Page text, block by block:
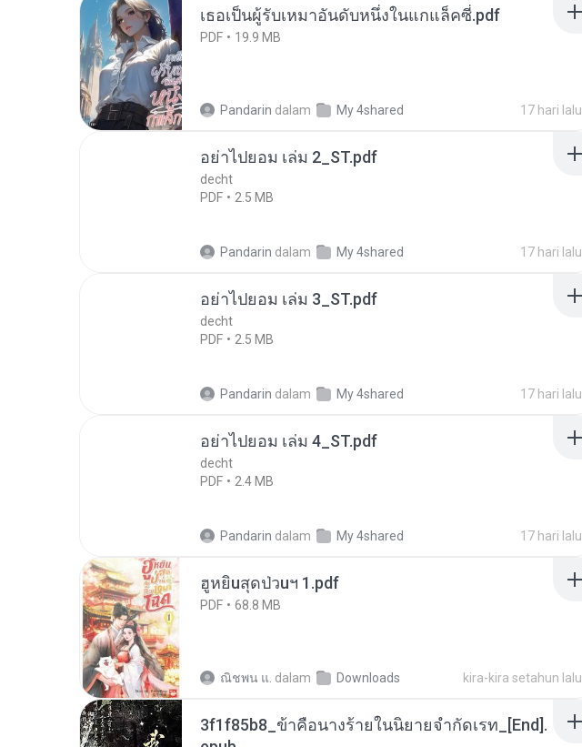
เธอเป็นผู้รับเหมาอันดับหนึ่งในแกแล็คซี่.pdf
PDF 19.9 MB
Pandarin dalam My 4shared 17 hari lalu
อย่าไปยอม เล่ม 2_ST.pdf
decht
PDF
2.5 MB
Pandarin dalam My 4shared 17 hari lalu
อย่าไปยอม เล่ม 3_ST.pdf
decht
PDF
2.5 MB
Pandarin dalam My 4shared 17 hari lalu
อย่าไปยอม เล่ม 4_ST.pdf
decht
PDF
2.4 MB
Pandarin dalam My 4shared 17 hari lalu
ฮูหยิuสุดป่วuฯ 1.pdf
PDF 68.8 MB
ณิชพน แ. dalam Downloads kira-kira setahun lalu
3f1f85b8_ข้าคือนางร้ายในนิยายจำกัดเรท_[End].